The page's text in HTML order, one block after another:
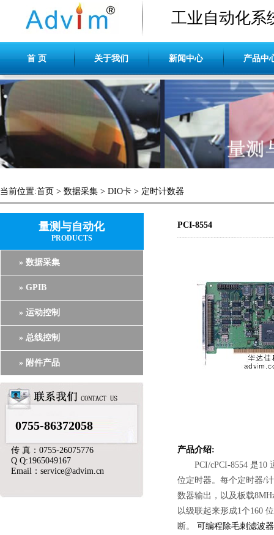
工业自动化系
首 页 关于我们 新闻中心 产品中
当前位置:首页 > 数据采集 > DIO卡 > 定时计数器
量测与自动化
PRODUCTS
» 数据采集
» GPIB
» 运动控制
» 总线控制
» 附件产品
0755-86372058
传 真：0755-26075776
Q Q:1965049167
Email：service@advim.cn
PCI-8554
产品介绍:
PCI/cPCI-8554 是10
位定时器。每个定时器/
数器输出，以及板载
以级联起来形成1个160
断。 可编程除毛刺滤波